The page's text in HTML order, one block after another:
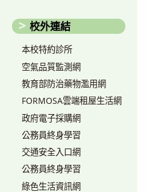
校外連結
本校特約診所
空氣品質監測網
教育部防治藥物濫用網
FORMOSA雲端租屋生活網
政府電子採購網
公務員終身學習
交通安全入口網
公務員終身學習
綠色生活資訊網